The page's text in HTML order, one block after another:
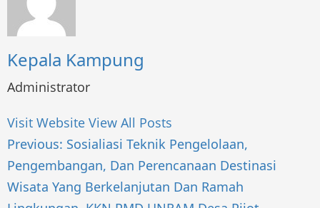
Kepala Kampung
Administrator
Visit Website View All Posts
Post
navigation
Previous: Sosialiasi Teknik Pengelolaan,
Pengembangan, Dan Perencanaan Destinasi
Wisata Yang Berkelanjutan Dan Ramah